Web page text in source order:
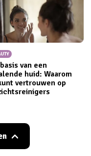
van een
huid: Waarom
vertrouwen op